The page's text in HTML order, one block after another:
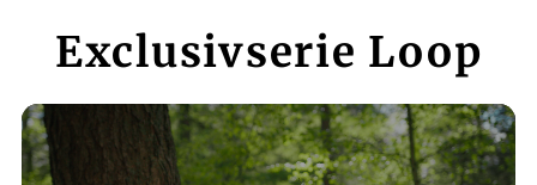
Exclusivserie Loop